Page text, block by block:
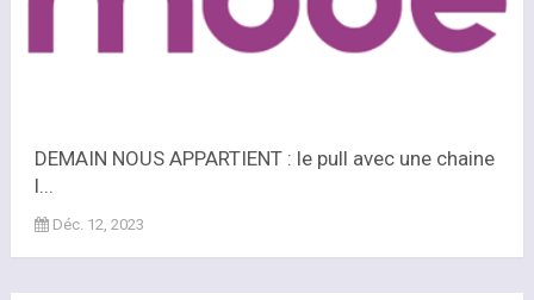
DEMAIN NOUS APPARTIENT : le pull avec une chaine
l...
Déc. 12, 2023